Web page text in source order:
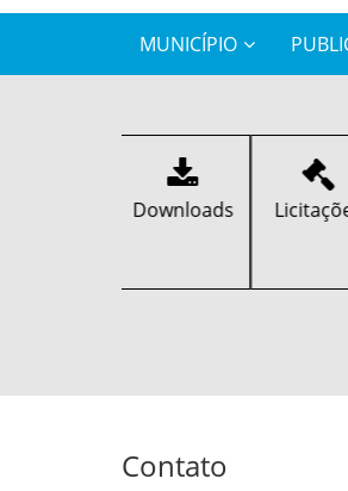
MUNICÍPIO
Licitações
Contato